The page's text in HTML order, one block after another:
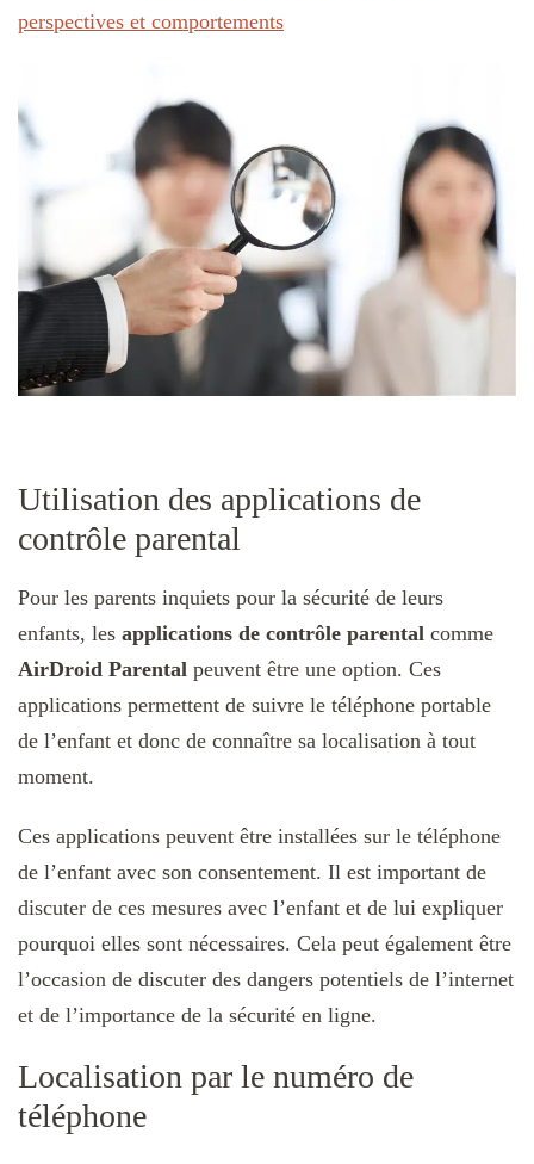
perspectives et comportements
Utilisation des applications de
contrôle parental
Pour les parents inquiets pour la sécurité de leurs
enfants, les applications de contrôle parental comme
AirDroid Parental peuvent être une option. Ces
applications permettent de suivre le téléphone portable
de l’enfant et donc de connaître sa localisation à tout
moment.
Ces applications peuvent être installées sur le téléphone
de l’enfant avec son consentement. Il est important de
discuter de ces mesures avec l’enfant et de lui expliquer
pourquoi elles sont nécessaires. Cela peut également être
l’occasion de discuter des dangers potentiels de l’internet
et de l’importance de la sécurité en ligne.
Localisation par le numéro de
téléphone